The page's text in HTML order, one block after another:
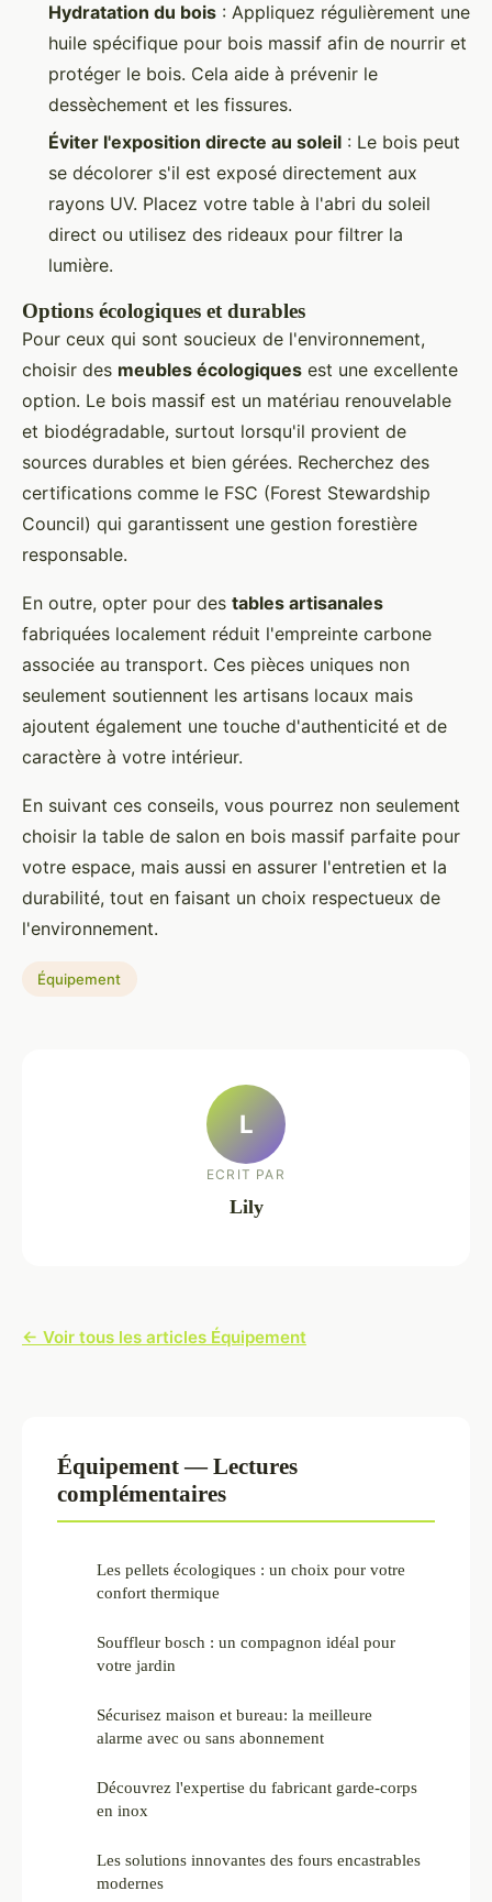
Hydratation du bois : Appliquez régulièrement une
huile spécifique pour bois massif afin de nourrir et
protéger le bois. Cela aide à prévenir le
dessèchement et les fissures.
Éviter l'exposition directe au soleil : Le bois peut
se décolorer s'il est exposé directement aux
rayons UV. Placez votre table à l'abri du soleil
direct ou utilisez des rideaux pour filtrer la
lumière.
Options écologiques et durables
Pour ceux qui sont soucieux de l'environnement,
choisir des meubles écologiques est une excellente
option. Le bois massif est un matériau renouvelable
et biodégradable, surtout lorsqu'il provient de
sources durables et bien gérées. Recherchez des
certifications comme le FSC (Forest Stewardship
Council) qui garantissent une gestion forestière
responsable.
En outre, opter pour des tables artisanales
fabriquées localement réduit l'empreinte carbone
associée au transport. Ces pièces uniques non
seulement soutiennent les artisans locaux mais
ajoutent également une touche d'authenticité et de
caractère à votre intérieur.
En suivant ces conseils, vous pourrez non seulement
choisir la table de salon en bois massif parfaite pour
votre espace, mais aussi en assurer l'entretien et la
durabilité, tout en faisant un choix respectueux de
l'environnement.
Équipement
L
ECRIT PAR
Lily
← Voir tous les articles Équipement
Équipement — Lectures
complémentaires
Les pellets écologiques : un choix pour votre
confort thermique
Souffleur bosch : un compagnon idéal pour
votre jardin
Sécurisez maison et bureau: la meilleure
alarme avec ou sans abonnement
Découvrez l'expertise du fabricant garde-corps
en inox
Les solutions innovantes des fours encastrables
modernes